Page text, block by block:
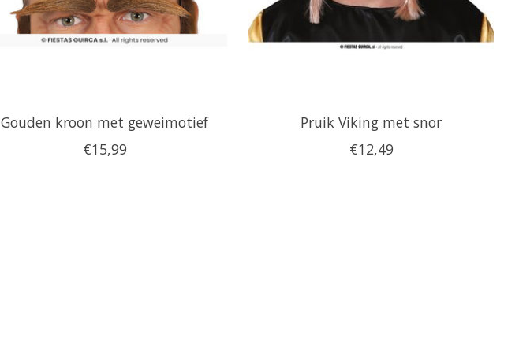
Gouden kroon met geweimotief
€15,99
Pruik Viking met snor
€12,49